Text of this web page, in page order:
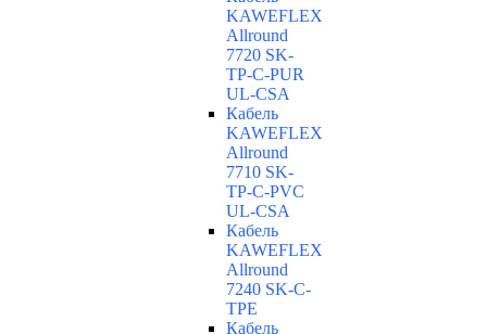
KAWEFLEX
Allround
7720 SK-
TP-C-PUR
UL-CSA
Кабель
KAWEFLEX
Allround
7710 SK-
TP-C-PVC
UL-CSA
Кабель
KAWEFLEX
Allround
7240 SK-C-
TPE
Кабель